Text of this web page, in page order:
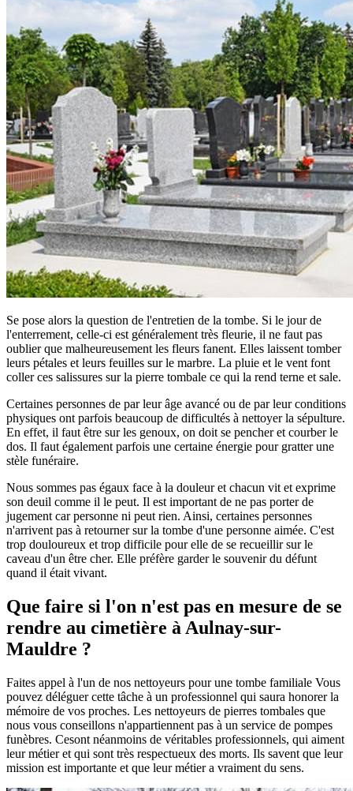
Se pose alors la question de l'entretien de la tombe. Si le jour de
l'enterrement, celle-ci est généralement très fleurie, il ne faut pas
oublier que malheureusement les fleurs fanent. Elles laissent tomber
leurs pétales et leurs feuilles sur le marbre. La pluie et le vent font
coller ces salissures sur la pierre tombale ce qui la rend terne et sale.
Certaines personnes de par leur âge avancé ou de par leur conditions
physiques ont parfois beaucoup de difficultés à nettoyer la sépulture.
En effet, il faut être sur les genoux, on doit se pencher et courber le
dos. Il faut également parfois une certaine énergie pour gratter une
stèle funéraire.
Nous sommes pas égaux face à la douleur et chacun vit et exprime
son deuil comme il le peut. Il est important de ne pas porter de
jugement car personne ni peut rien. Ainsi, certaines personnes
n'arrivent pas à retourner sur la tombe d'une personne aimée. C'est
trop douloureux et trop difficile pour elle de se recueillir sur le
caveau d'un être cher. Elle préfère garder le souvenir du défunt
quand il était vivant.
Que faire si l'on n'est pas en mesure de se
rendre au cimetière à Aulnay-sur-
Mauldre ?
Faites appel à l'un de nos nettoyeurs pour une tombe familiale Vous
pouvez déléguer cette tâche à un professionnel qui saura honorer la
mémoire de vos proches. Les nettoyeurs de pierres tombales que
nous vous conseillons n'appartiennent pas à un service de pompes
funèbres. Cesont néanmoins de véritables professionnels, qui aiment
leur métier et qui sont très respectueux des morts. Ils savent que leur
mission est importante et que leur métier a vraiment du sens.